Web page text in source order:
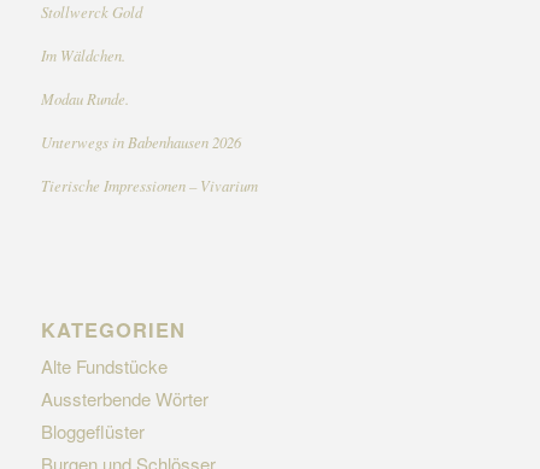
Stollwerck Gold
Im Wäldchen.
Modau Runde.
Unterwegs in Babenhausen 2026
Tierische Impressionen – Vivarium
KATEGORIEN
Alte Fundstücke
Aussterbende Wörter
Bloggeflüster